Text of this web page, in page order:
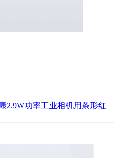
2.9W功率工业相机用条形红